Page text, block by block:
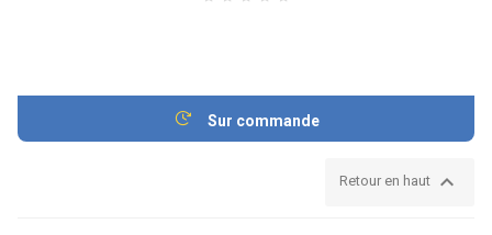
Sur commande
Retour en haut 